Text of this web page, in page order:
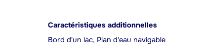
Caractéristiques additionnelles
Bord d'un lac, Plan d'eau navigable